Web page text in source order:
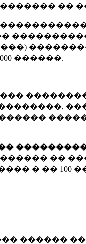
��
������.
��
� �� 100
������